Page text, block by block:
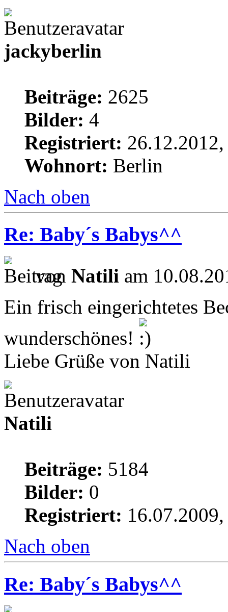
jackyberlin
Beiträge: 2625
Bilder: 4
Registriert:
Wohnort: Berlin
Nach oben
Re: Baby´s Babys^^
von Natili am
Ein frisch eingerichtetes
wunderschönes!
Liebe Grüße von Natili
Natili
Beiträge: 5184
Bilder: 0
Registriert:
Nach oben
Re: Baby´s Babys^^